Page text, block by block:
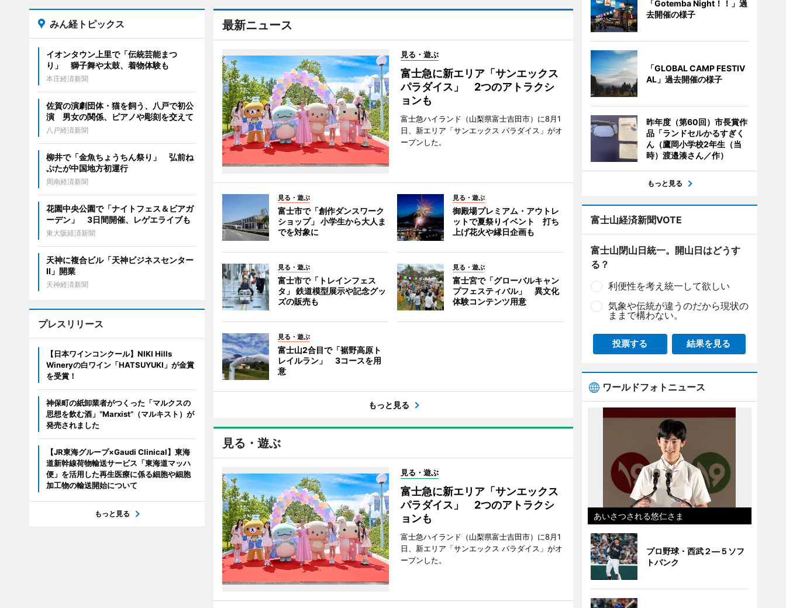
最新ニュース
見る・遊ぶ
富士急に新エリア「サンエックス
パラダイス」 2つのアトラクシ
ョンも
富士急ハイランド（山梨県富士吉田市）に8月1
日、新エリア「サンエックス パラダイス」がオ
ープンした。
見る・遊ぶ
富士市で「創作ダンスワーク
ショップ」 小学生から大人ま
でを対象に
見る・遊ぶ
御殿場プレミアム・アウトレ
ットで夏祭りイベント 打ち
上げ花火や縁日企画も
見る・遊ぶ
富士市で「トレインフェス
タ」 鉄道模型展示や記念グッ
ズの販売も
見る・遊ぶ
富士宮で「グローバルキャン
プフェスティバル」 異文化
体験コンテンツ用意
見る・遊ぶ
富士山2合目で「裾野高原ト
レイルラン」 3コースを用
意
もっと見る
見る・遊ぶ
見る・遊ぶ
富士急に新エリア「サンエックス
パラダイス」 2つのアトラクシ
ョンも
富士急ハイランド（山梨県富士吉田市）に8月1
日、新エリア「サンエックス パラダイス」がオ
ープンした。
みん経トピックス
イオンタウン上里で「伝統芸能まつ
り」 獅子舞や太鼓、着物体験も
本庄経済新聞
佐賀の演劇団体・猫を飼う、八戸で初公
演 男女の関係、ピアノや彫刻を交えて
八戸経済新聞
柳井で「金魚ちょうちん祭り」 弘前ね
ぷたが中国地方初運行
周南経済新聞
花園中央公園で「ナイトフェス＆ビアガ
ーデン」 3日間開催、レゲエライブも
東大阪経済新聞
天神に複合ビル「天神ビジネスセンター
II」開業
天神経済新聞
プレスリリース
【日本ワインコンクール】NIKI Hills
Wineryの白ワイン「HATSUYUKI」が金賞
を受賞！
神保町の紙卸業者がつくった「マルクスの
思想を飲む酒」“Marxist”（マルキスト）が
発売されました
【JR東海グループ×Gaudi Clinical】東海
道新幹線荷物輸送サービス「東海道マッハ
便」を活用した再生医療に係る細胞や細胞
加工物の輸送開始について
もっと見る
「Gotemba Night！！」過
去開催の様子
「GLOBAL CAMP FESTIV
AL」過去開催の様子
昨年度（第60回）市長賞作
品「ランドセルかるすぎく
ん（鷹岡小学校2年生（当
時）渡邉湊さん／作）
もっと見る
富士山経済新聞VOTE
富士山閉山日統一。開山日はどうす
る？
利便性を考え統一して欲しい
気象や伝統が違うのだから現状の
ままで構わない。
投票する 結果を見る
ワールドフォトニュース
あいさつされる悠仁さま
プロ野球・西武２―５ソフ
トバンク